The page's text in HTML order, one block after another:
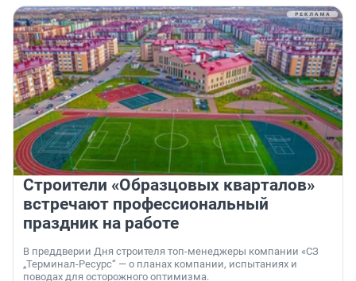
Строители «Образцовых кварталов»
встречают профессиональный
праздник на работе
В преддверии Дня строителя топ-менеджеры компании «СЗ
„Терминал-Ресурс“ — о планах компании, испытаниях и
поводах для осторожного оптимизма.